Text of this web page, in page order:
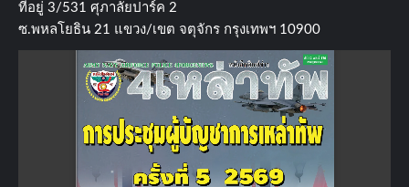
ที่อยู่​ 3/531​ ศุภาลัยปาร์ค​ 2
ซ.พหลโยธิน​ 21​ แขวง/เขต​ จตุจักร​ กรุงเทพฯ 10900